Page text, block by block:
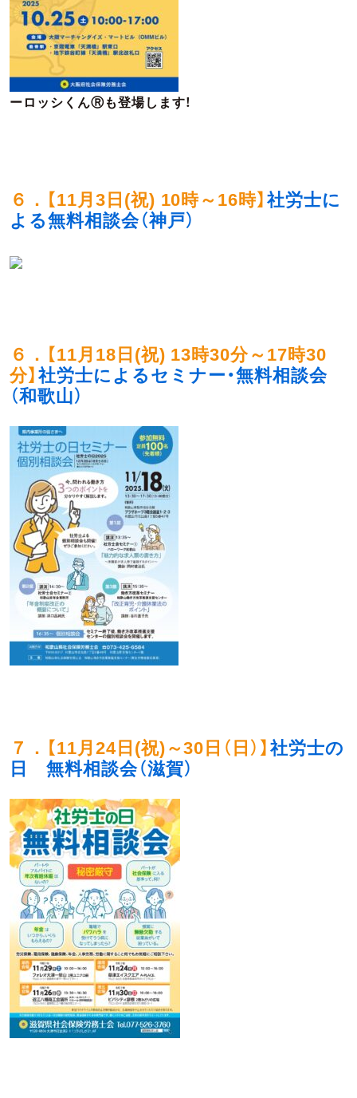
ーロッシくんⓇも登場します！
６．【11月3日(祝) 10時～16時】社労士に
よる無料相談会（神戸）
６．【11月18日(祝) 13時30分～17時30
分】 社労士によるセミナー・無料相談会
（和歌山）
７． 【11月24日(祝)～30日（日） 】社労士の
日 無料相談会（滋賀）